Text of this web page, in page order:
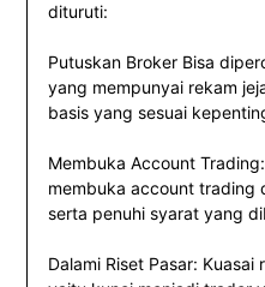
dituruti:
Putuskan Broker Bisa
yang mempunyai rekam
basis yang sesuai
Membuka Account
membuka account trading
serta penuhi syarat yang
Dalami Riset Pasar: